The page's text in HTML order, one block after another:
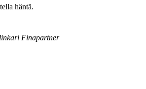
häntä.
Finapartner